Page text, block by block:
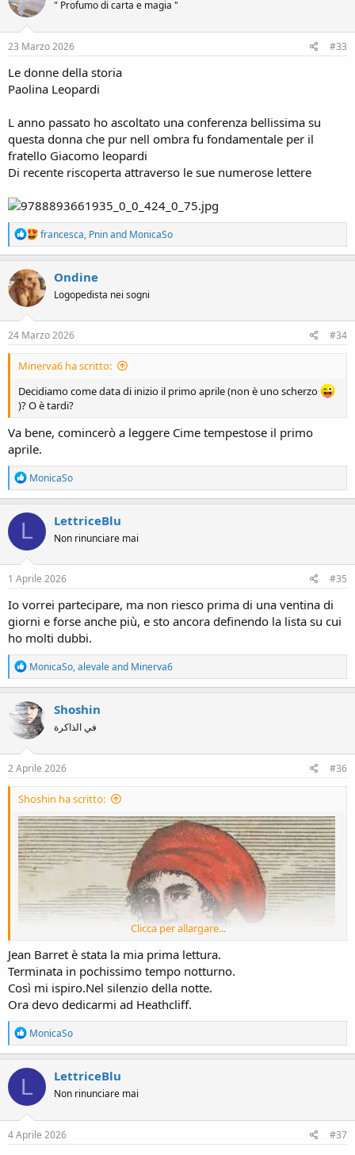
i
o
n
s
" Profumo di carta e magia "
23 Marzo 2026 #33
Le donne della storia
Paolina Leopardi
L anno passato ho ascoltato una conferenza bellissima su
questa donna che pur nell ombra fu fondamentale per il
fratello Giacomo leopardi
Di recente riscoperta attraverso le sue numerose lettere
R
e
a
t
i
n
s
francesca, Pninand MonicaSo
Ondine
Logopedista nei sogni
24 Marzo 2026 #34
Minerva6 ha scritto:
Decidiamo come data di inizio il primo aprile (non è uno scherzo
)? O è tardi?
Va bene, comincerò a leggere Cime tempestose il primo
aprile.
R
e
a
c
i
o
n
s
MonicaSo
L LettriceBlu
Non rinunciare mai
1 Aprile 2026 #35
Io vorrei partecipare, ma non riesco prima di una ventina di
giorni e forse anche più, e sto ancora definendo la lista su cui
ho molti dubbi.
R
e
a
c
t
i
o
n
s
MonicaSo,alevaleand Minerva6
Shoshin
في الذاكرة
2 Aprile 2026 #36
Shoshin ha scritto:
Clicca per allargare...
Jean Barret è stata la mia prima lettura.
Terminata in pochissimo tempo notturno.
Così mi ispiro.Nel silenzio della notte.
Ora devo dedicarmi ad Heathcliff.
R
e
a
c
i
o
n
s
MonicaSo
L LettriceBlu
Non rinunciare mai
4 Aprile 2026 #37